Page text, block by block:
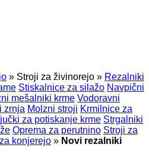
» Stroji za živinorejo » Rezalniki
Stiskalnice za silažo Navpični
mešalniki krme Vodoravni
zrnja Molzni stroji Krmilnice za
za potiskanje krme Strgalniki
Oprema za perutnino Stroji za
konjerejo » Novi rezalniki